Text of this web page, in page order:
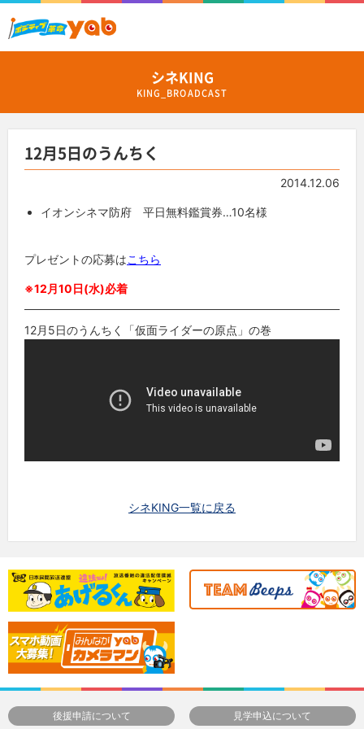
シネKING
KING_BROADCAST
12月5日のうんちく
2014.12.06
イオンシネマ防府 平日無料鑑賞券…10名様
プレゼントの応募はこちら
※12月10日(水)必着
12月5日のうんちく「仮面ライダーの原点」の巻
シネKING一覧に戻る
後援申請について 見学申込について